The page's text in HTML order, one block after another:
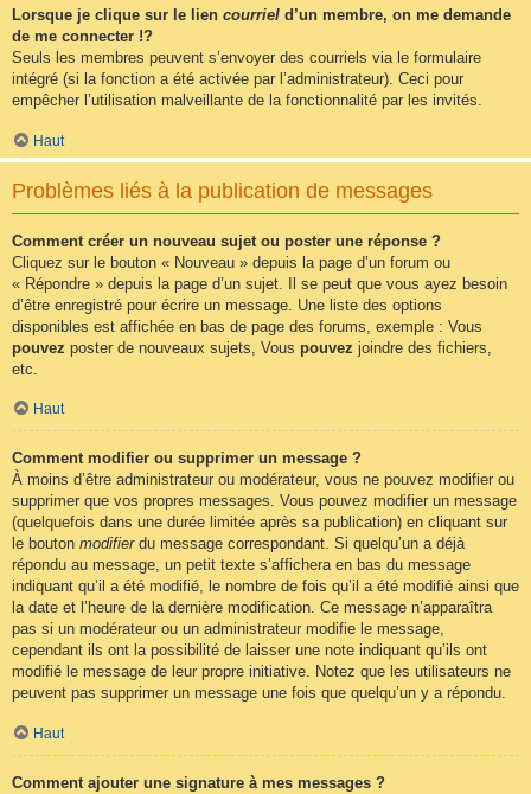
Lorsque je clique sur le lien courriel d’un membre, on me demande
de me connecter !?
Seuls les membres peuvent s’envoyer des courriels via le formulaire
intégré (si la fonction a été activée par l’administrateur). Ceci pour
empêcher l’utilisation malveillante de la fonctionnalité par les invités.
Haut
Problèmes liés à la publication de messages
Comment créer un nouveau sujet ou poster une réponse ?
Cliquez sur le bouton « Nouveau » depuis la page d’un forum ou
« Répondre » depuis la page d’un sujet. Il se peut que vous ayez besoin
d’être enregistré pour écrire un message. Une liste des options
disponibles est affichée en bas de page des forums, exemple : Vous
pouvez poster de nouveaux sujets, Vous pouvez joindre des fichiers,
etc.
Haut
Comment modifier ou supprimer un message ?
À moins d’être administrateur ou modérateur, vous ne pouvez modifier ou
supprimer que vos propres messages. Vous pouvez modifier un message
(quelquefois dans une durée limitée après sa publication) en cliquant sur
le bouton modifierdu message correspondant. Si quelqu’un a déjà
répondu au message, un petit texte s’affichera en bas du message
indiquant qu’il a été modifié, le nombre de fois qu’il a été modifié ainsi que
la date et l’heure de la dernière modification. Ce message n’apparaîtra
pas si un modérateur ou un administrateur modifie le message,
cependant ils ont la possibilité de laisser une note indiquant qu’ils ont
modifié le message de leur propre initiative. Notez que les utilisateurs ne
peuvent pas supprimer un message une fois que quelqu’un y a répondu.
Haut
Comment ajouter une signature à mes messages ?